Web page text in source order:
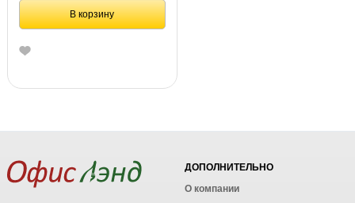
В корзину
ДОПОЛНИТЕЛЬНО
О компании